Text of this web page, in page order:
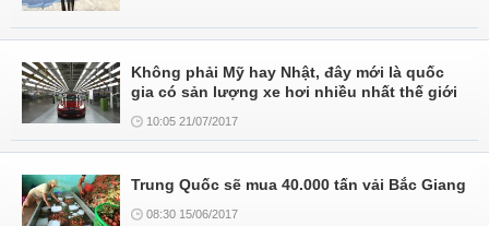
Không phải Mỹ hay Nhật, đây mới là quốc
gia có sản lượng xe hơi nhiều nhất thế giới
10:05 21/07/2017
Trung Quốc sẽ mua 40.000 tấn vải Bắc Giang
08:30 15/06/2017